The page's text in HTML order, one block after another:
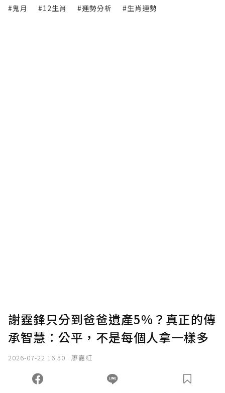
#鬼月 #12生肖 #運勢分析 #生肖運勢
謝霆鋒只分到爸爸遺產5%？真正的傳
承智慧：公平，不是每個人拿一樣多
2026-07-22 16:30 廖嘉紅